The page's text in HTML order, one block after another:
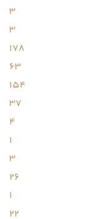
۳
۳
۱۷۸
۶۳
۱۵۴
۳۷
۴
۱
۳
۲۶
۱
۲۲